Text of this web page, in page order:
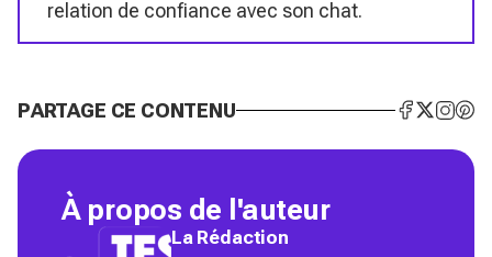
relation de confiance avec son chat.
PARTAGE CE CONTENU
À propos de l'auteur
La Rédaction